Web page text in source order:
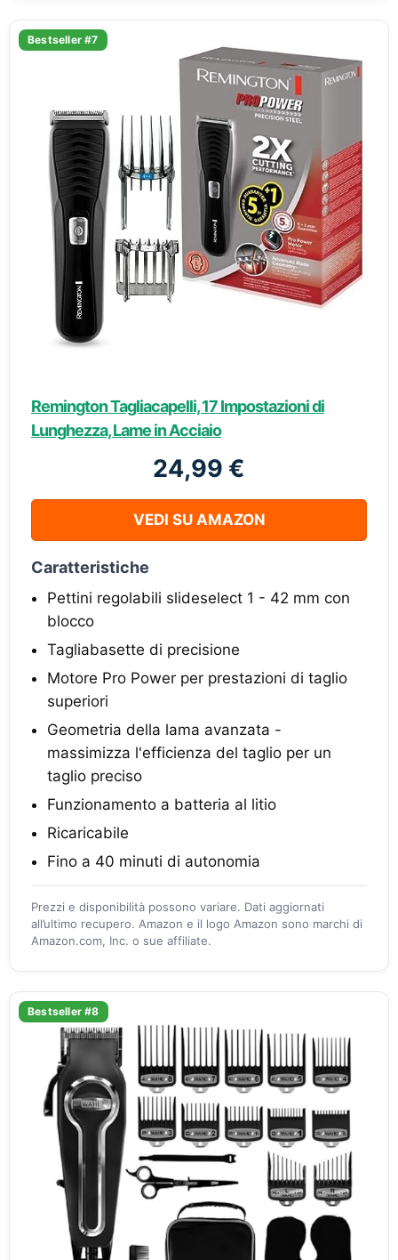
Bestseller #7
Remington Tagliacapelli, 17 Impostazioni di
Lunghezza, Lame in Acciaio
24,99 €
VEDI SU AMAZON
Caratteristiche
Pettini regolabili slideselect 1 - 42 mm con
blocco
Tagliabasette di precisione
Motore Pro Power per prestazioni di taglio
superiori
Geometria della lama avanzata -
massimizza l'efficienza del taglio per un
taglio preciso
Funzionamento a batteria al litio
Ricaricabile
Fino a 40 minuti di autonomia
Prezzi e disponibilità possono variare. Dati aggiornati
all’ultimo recupero. Amazon e il logo Amazon sono marchi di
Amazon.com, Inc. o sue affiliate.
Bestseller #8